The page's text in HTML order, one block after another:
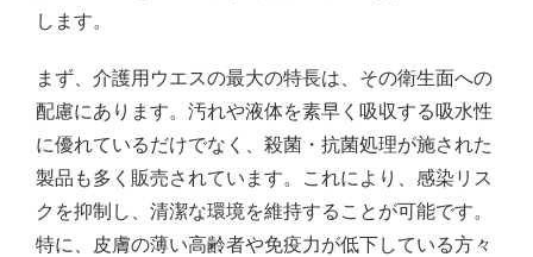
します。
まず、介護用ウエスの最大の特長は、その衛生面への
配慮にあります。汚れや液体を素早く吸収する吸水性
に優れているだけでなく、殺菌・抗菌処理が施された
製品も多く販売されています。これにより、感染リス
クを抑制し、清潔な環境を維持することが可能です。
特に、皮膚の薄い高齢者や免疫力が低下している方々